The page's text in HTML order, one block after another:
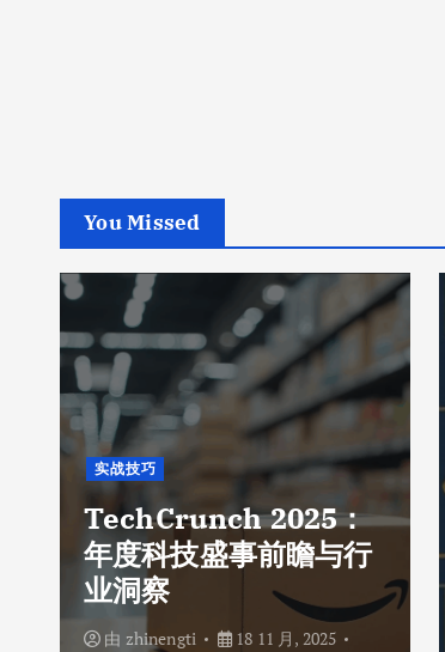
You Missed
实战技巧
TechCrunch 2025：
年度科技盛事前瞻与行
业洞察
由 zhinengti
18 11 月, 2025